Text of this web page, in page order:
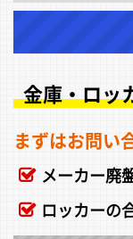
金庫・ロッ
まずはお問い
メーカー廃
ロッカーの